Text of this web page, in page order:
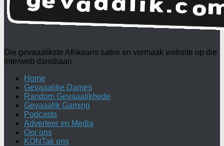
Die gevaaalikste Afrikaans satire en vermaak website op die
interweb dansbaan
Home
Gevaaalike Dames
Random Gevaaalikhede
Gevaaalik Gaming
Podcasts
Adverteer en Media
Oor ons
KONTak ons